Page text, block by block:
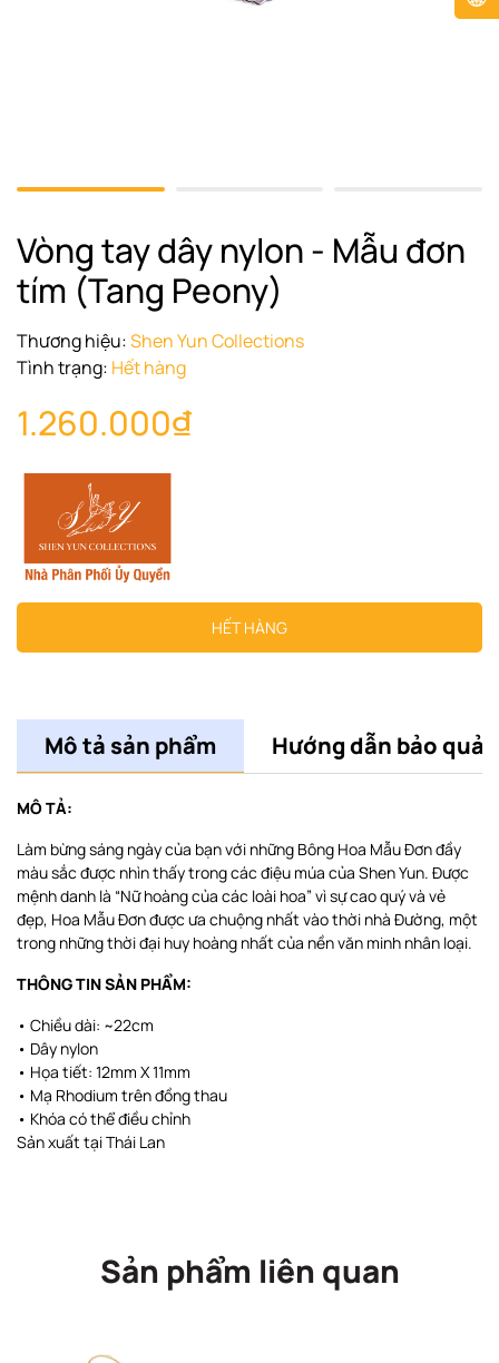
Vòng tay dây nylon - Mẫu đơn
tím (Tang Peony)
Thương hiệu:Shen Yun Collections
Tình trạng: Hết hàng
1.260.000₫
HẾT HÀNG
Mô tả sản phẩm Hướng dẫn bảo quản
MÔ TẢ:
Làm bừng sáng ngày của bạn với những Bông Hoa Mẫu Đơn đầy
màu sắc được nhìn thấy trong các điệu múa của Shen Yun. Được
mệnh danh là “Nữ hoàng của các loài hoa” vì sự cao quý và vẻ
đẹp, Hoa Mẫu Đơn được ưa chuộng nhất vào thời nhà Đường, một
trong những thời đại huy hoàng nhất của nền văn minh nhân loại.
THÔNG TIN SẢN PHẨM:
• Chiều dài: ~22cm
• Dây nylon
• Họa tiết: 12mm X 11mm
• Mạ Rhodium trên đồng thau
• Khóa có thể điều chỉnh
Sản xuất tại Thái Lan
Sản phẩm liên quan